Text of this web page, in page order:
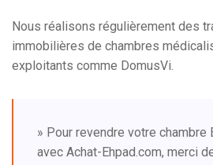
Nous réalisons régulièrement des
immobilières de chambres
exploitants comme DomusVi.
» Pour revendre votre chambre
avec Achat-Ehpad.com, merci